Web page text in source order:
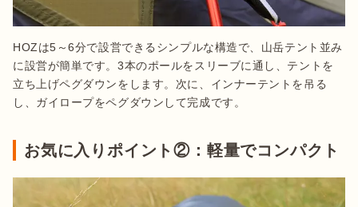
HOZは5～6分で設営できるシンプルな構造で、山岳テント並み
に設営が簡単です。3本のポールをスリーブに通し、テントを
立ち上げペグダウンをします。次に、インナーテントを吊る
し、ガイロープをペグダウンして完成です。
お気に入りポイント②：軽量でコンパクト